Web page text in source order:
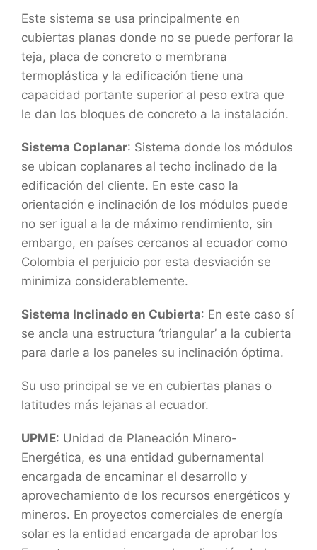
Este sistema se usa principalmente en
cubiertas planas donde no se puede perforar la
teja, placa de concreto o membrana
termoplástica y la edificación tiene una
capacidad portante superior al peso extra que
le dan los bloques de concreto a la instalación.
Sistema Coplanar: Sistema donde los módulos
se ubican coplanares al techo inclinado de la
edificación del cliente. En este caso la
orientación e inclinación de los módulos puede
no ser igual a la de máximo rendimiento, sin
embargo, en países cercanos al ecuador como
Colombia el perjuicio por esta desviación se
minimiza considerablemente.
Sistema Inclinado en Cubierta: En este caso sí
se ancla una estructura ‘triangular’ a la cubierta
para darle a los paneles su inclinación óptima.
Su uso principal se ve en cubiertas planas o
latitudes más lejanas al ecuador.
UPME: Unidad de Planeación Minero-
Energética, es una entidad gubernamental
encargada de encaminar el desarrollo y
aprovechamiento de los recursos energéticos y
mineros. En proyectos comerciales de energía
solar es la entidad encargada de aprobar los